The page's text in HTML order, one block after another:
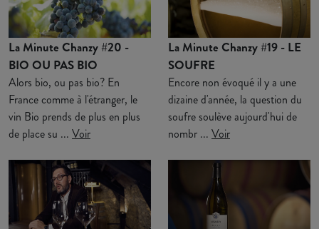
La Minute Chanzy #20 -
BIO OU PAS BIO
Alors bio, ou pas bio? En
France comme à l'étranger, le
vin Bio prends de plus en plus
de place su ... Voir
La Minute Chanzy #19 - LE
SOUFRE
Encore non évoqué il y a une
dizaine d'année, la question du
soufre soulève aujourd'hui de
nombr ... Voir